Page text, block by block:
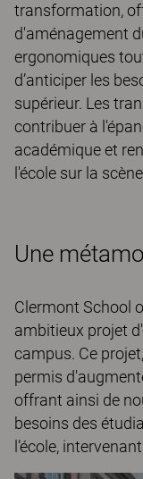
transformation,
d'aménagement
ergonomiques
d’anticiper les
supérieur. Les
contribuer à
académique et
l'école sur la
Une
Clermont School
ambitieux projet
campus. Ce
permis
offrant ainsi de
besoins des
l’école,